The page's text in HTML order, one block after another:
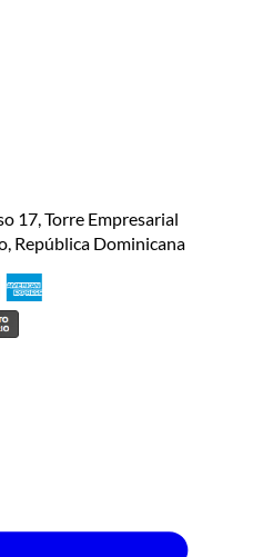
17, Torre Empresarial
República Dominicana